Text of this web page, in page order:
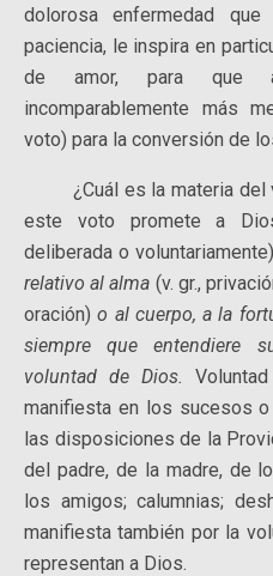
dolorosa enfermedad
paciencia, le inspira en
de amor, para que
incomparablemente más
voto) para la conversión de
¿Cuál es la materia del
este voto promete a
deliberada o
relativo al alma (v. gr.,
oración)o al cuerpo, a la
siempre que entendiere
voluntad de Dios.
manifiesta en los suce­sos
las disposiciones de la
del padre, de la madre, de
los amigos; calumnias;
manifiesta también por la
representan a Dios.